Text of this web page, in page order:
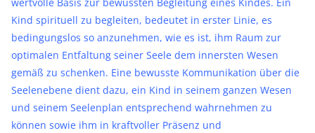
Kind spirituell zu begleiten, bedeutet in erster Linie, es
bedingungslos so anzunehmen, wie es ist, ihm Raum zur
optimalen Entfaltung seiner Seele dem innersten Wesen
gemäß zu schenken. Eine bewusste Kommunikation über die
Seelenebene dient dazu, ein Kind in seinem ganzen Wesen
und seinem Seelenplan entsprechend wahrnehmen zu
können sowie ihm in kraftvoller Präsenz und